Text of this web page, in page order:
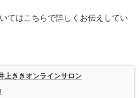
てはこちらで詳しくお伝えしてい
上ききオンラインサロン